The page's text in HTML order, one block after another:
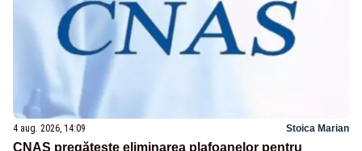
4 aug. 2026, 14:09 Stoica Marian
CNAS pregătește eliminarea plafoanelor pentru